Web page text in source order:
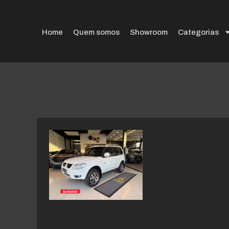
Home Quem somos Showroom Categorias